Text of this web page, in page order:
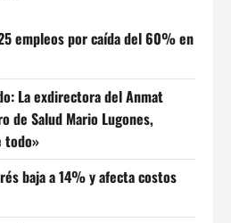
empleos por caída del 60% en
La exdirectora del Anmat
de Salud Mario Lugones,
todo»
baja a 14% y afecta costos